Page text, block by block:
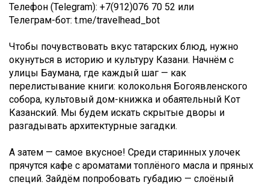
Телефон (Telegram): +7(912)076 70 52 или
Телеграм-бот: t.me/travelhead_bot
Чтобы почувствовать вкус татарских блюд, нужно
окунуться в историю и культуру Казани. Начнём с
улицы Баумана, где каждый шаг — как
перелистывание книги: колокольня Богоявленского
собора, культовый дом-книжка и обаятельный Кот
Казанский. Мы будем искать скрытые дворы и
разгадывать архитектурные загадки.
А затем — самое вкусное! Среди старинных улочек
прячутся кафе с ароматами топлёного масла и пряных
специй. Зайдём попробовать губадию — слоёный